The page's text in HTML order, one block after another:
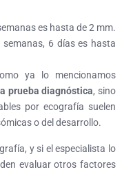
es hasta de 2 mm.
6 días es hasta
ya lo mencionamos
prueba diagnóstica, sino
por ecografía suelen
o del desarrollo.
y si el especialista lo
evaluar otros factores